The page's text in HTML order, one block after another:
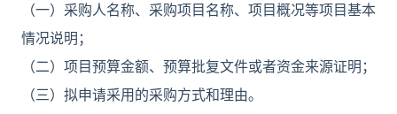
（一）采购人名称、采购项目名称、项目概况等项目基本
情况说明；
（二）项目预算金额、预算批复文件或者资金来源证明；
（三）拟申请采用的采购方式和理由。